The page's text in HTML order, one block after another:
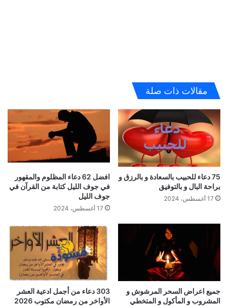
مقالات ذات صلة
75 دعاء للحبيب بالسعادة و بالرزق و
براحة البال و بالتوفيق
17 أغسطس، 2024
افضل 62 دعاء المظلوم والمقهور
في جوف الليل كتابة من القرآن في
جوف الليل
17 أغسطس، 2024
جميع اعراض السحر المرشوش و
المشروب و المأكول و المتخطي
303 دعاء من أجمل ادعية العشر
الأواخر من رمضان مكتوب 2026